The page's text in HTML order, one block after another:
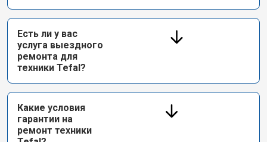
Есть ли у вас
услуга выездного
ремонта для
техники Tefal?
Какие условия
гарантии на
ремонт техники